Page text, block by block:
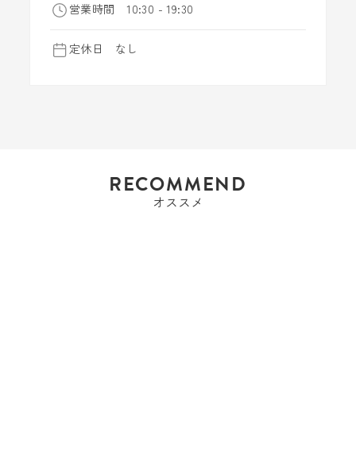
営業時間 10:30 - 19:30
定休日 なし
RECOMMEND
オススメ